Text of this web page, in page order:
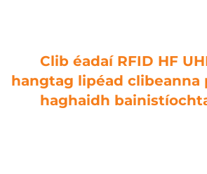
Clib éadaí RFID HF
hangtag lipéad clibeanna
haghaidh